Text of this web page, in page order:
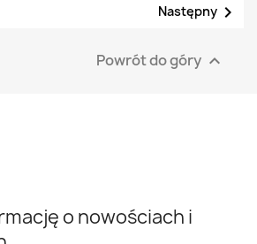
Następny 
Powrót do góry 
o nowościach i